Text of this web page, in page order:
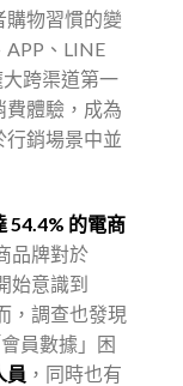
購物習慣的變
、LINE
跨渠道第一
費體驗，成為
行銷場景中並
54.4% 的電商
品牌對於
始意識到
，調查也發現
員數據」困
員 ，同時也有